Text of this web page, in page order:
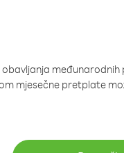
mjesečne pretplate